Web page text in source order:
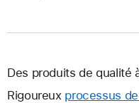
Des produits de qualité
Rigoureux processus